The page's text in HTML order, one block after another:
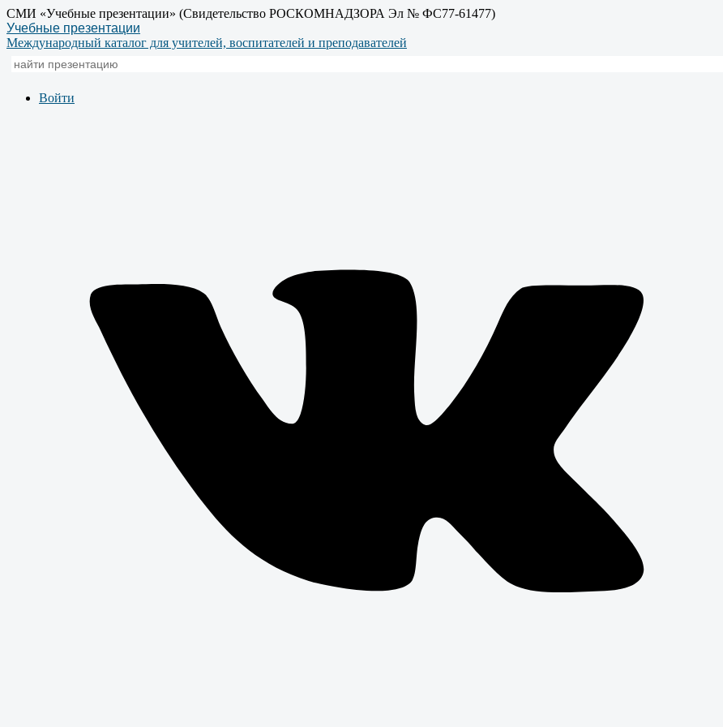
СМИ «Учебные презентации» (Свидетельство РОСКОМНАДЗОРА Эл № ФС77-61477)
Учебные презентации
Международный каталог для учителей, воспитателей и преподавателей
Войти